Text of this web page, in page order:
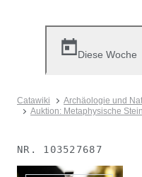
Diese Woche
Catawiki Archäologie und
Auktion: Metaphysische
NR. 103527687